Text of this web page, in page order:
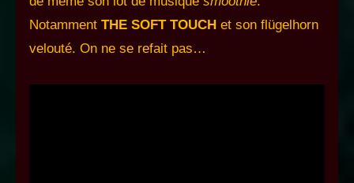
Notamment THE SOFT TOUCH et son flügelhorn
velouté. On ne se refait pas…